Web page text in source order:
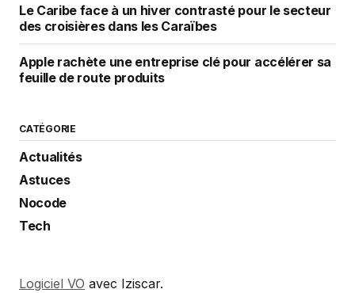
Le Caribe face à un hiver contrasté pour le secteur
des croisières dans les Caraïbes
Apple rachète une entreprise clé pour accélérer sa
feuille de route produits
CATÉGORIE
Actualités
Astuces
Nocode
Tech
Logiciel VO avec Iziscar.